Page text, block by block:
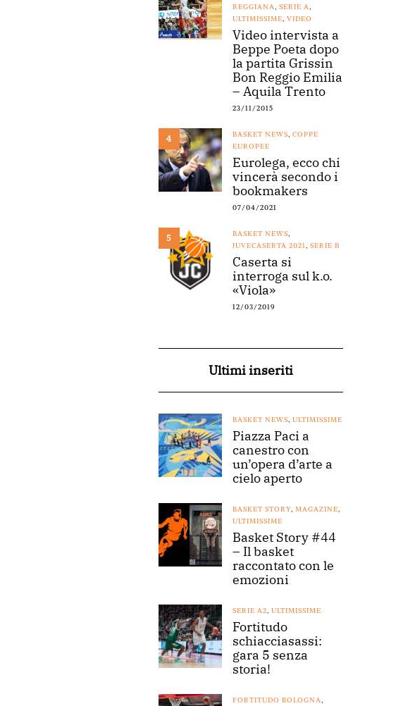
REGGIANA, SERIE A,
ULTIMISSIME, VIDEO
Video intervista a
Beppe Poeta dopo
la partita Grissin
Bon Reggio Emilia
– Aquila Trento
23/11/2015
4 BASKET NEWS, COPPE
EUROPEE
Eurolega, ecco chi
vincerà secondo i
bookmakers
07/04/2021
5 BASKET NEWS,
JUVECASERTA 2021, SERIE B
Caserta si
interroga sul k.o.
«Viola»
12/03/2019
Ultimi inseriti
BASKET NEWS, ULTIMISSIME
Piazza Paci a
canestro con
un’opera d’arte a
cielo aperto
BASKET STORY, MAGAZINE,
ULTIMISSIME
Basket Story #44
– Il basket
raccontato con le
emozioni
SERIE A2, ULTIMISSIME
Fortitudo
schiacciasassi:
gara 5 senza
storia!
FORTITUDO BOLOGNA,